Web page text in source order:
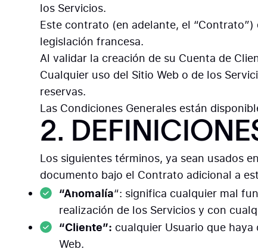
los Servicios.
Este contrato (en adelante, el
legislación francesa.
Al validar la creación de su Cuenta de
Cualquier uso del Sitio Web o de los
reservas.
Las Condiciones Generales están
2.
Los siguientes términos, ya sean usados
documento bajo el Contrato adicional a
“Anomalía“: significa cualquier mal
realización de los Servicios y con
“Cliente”: cualquier Usuario que haya
Web.